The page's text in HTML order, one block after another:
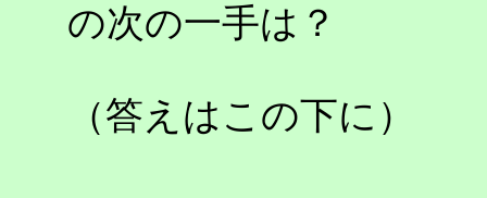
の次の一手は？
（答えはこの下に）